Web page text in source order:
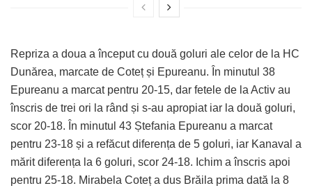
Repriza a doua a început cu două goluri ale celor de la HC
Dunărea, marcate de Coteț și Epureanu. În minutul 38
Epureanu a marcat pentru 20-15, dar fetele de la Activ au
înscris de trei ori la rând și s-au apropiat iar la două goluri,
scor 20-18. În minutul 43 Ștefania Epureanu a marcat
pentru 23-18 și a refăcut diferența de 5 goluri, iar Kanaval a
mărit diferența la 6 goluri, scor 24-18. Ichim a înscris apoi
pentru 25-18. Mirabela Coteț a dus Brăila prima dată la 8